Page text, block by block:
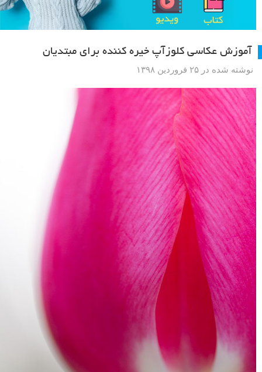
آموزش عکاسی کلوزآپ خیره کننده برای مبتدیان
نوشته شده در ۲۵ فروردین ۱۳۹۸